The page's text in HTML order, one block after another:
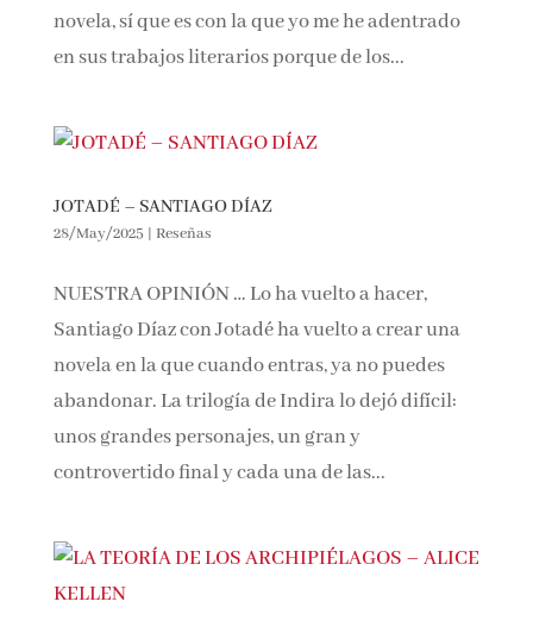
novela, sí que es con la que yo me he adentrado
en sus trabajos literarios porque de los...
JOTADÉ – SANTIAGO DÍAZ
28/May/2025 | Reseñas
NUESTRA OPINIÓN … Lo ha vuelto a hacer,
Santiago Díaz con Jotadé ha vuelto a crear una
novela en la que cuando entras, ya no puedes
abandonar. La trilogía de Indira lo dejó difícil:
unos grandes personajes, un gran y
controvertido final y cada una de las...